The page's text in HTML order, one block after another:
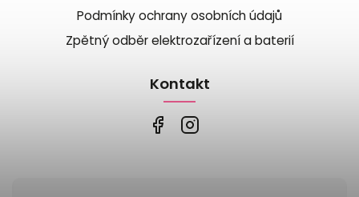
Podmínky ochrany osobních údajů
Zpětný odběr elektrozařízení a baterií
Kontakt